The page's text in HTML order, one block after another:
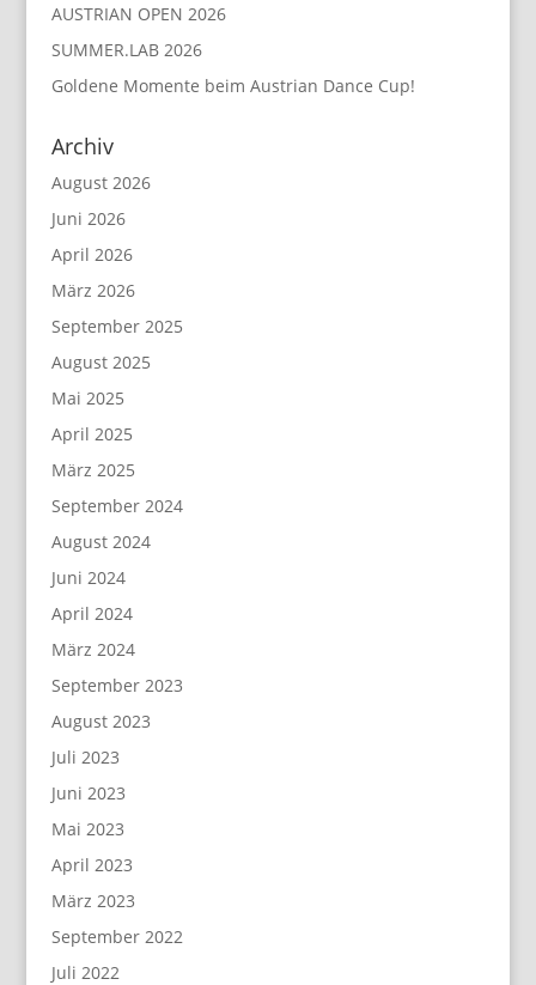
AUSTRIAN OPEN 2026
SUMMER.LAB 2026
Goldene Momente beim Austrian Dance Cup!
Archiv
August 2026
Juni 2026
April 2026
März 2026
September 2025
August 2025
Mai 2025
April 2025
März 2025
September 2024
August 2024
Juni 2024
April 2024
März 2024
September 2023
August 2023
Juli 2023
Juni 2023
Mai 2023
April 2023
März 2023
September 2022
Juli 2022